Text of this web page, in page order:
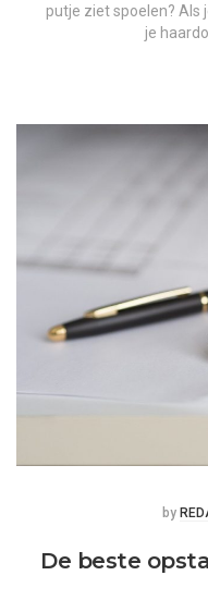
putje ziet spoelen? Als
je
Posted
by
De beste